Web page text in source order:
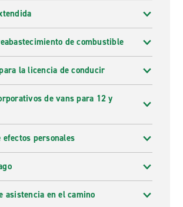
de combustible
la licencia de conducir
de vans para 12 y
personales
asistencia en el camino